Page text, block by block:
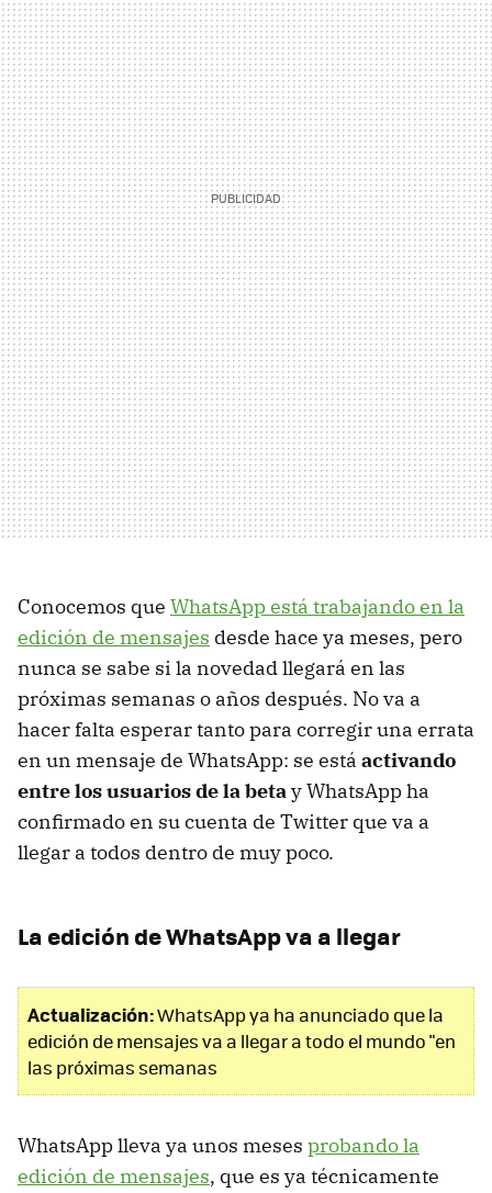
Conocemos que WhatsApp está trabajando en la
edición de mensajes desde hace ya meses, pero
nunca se sabe si la novedad llegará en las
próximas semanas o años después. No va a
hacer falta esperar tanto para corregir una errata
en un mensaje de WhatsApp: se está activando
entre los usuarios de la betay WhatsApp ha
confirmado en su cuenta de Twitter que va a
llegar a todos dentro de muy poco.
La edición de WhatsApp va a llegar
Actualización:WhatsApp ya ha anunciado que la
edición de mensajes va a llegar a todo el mundo "en
las próximas semanas
WhatsApp lleva ya unos meses probando la
edición de mensajes, que es ya técnicamente